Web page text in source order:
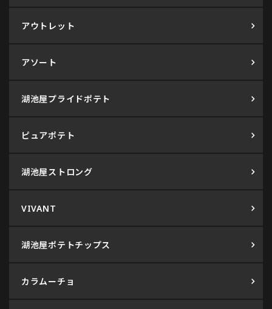
アウトレット
アソート
湖池屋プライドポテト
ピュアポテト
湖池屋ストロング
VIVANT
湖池屋ポテトチップス
カラムーチョ